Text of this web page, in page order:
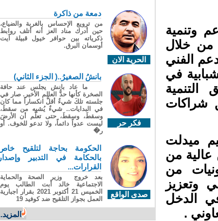
وتنمية
من خلال
الفني
في
شراكات
ميدلت
من
من
وتعزيز
الدخل
.
الحرية الان
دمعة من ذاكرة
من ترويع الإحساس بالغربة والضياع،
حين أدرك مناد العز أنه أتلف روابط
ذكرياته بين حوافر خيول قبيلة آيت
أوسمان البرق.
فكر حر
بانشُ الصغيرُ..( الجزء الثاني)
ما عاد بانش يجلس عند حافة
الصخرة كأنها حدُّ العالم الأخير. صار في
جلسته تلكَ شيءٌ أقلُّ انكساراً مما كان
في البدايات.. شيءٌ يُشبِه من سقطَ،
وسقطَ، وسقطَ، حتى تعلّم أن الأرضَ
ليست عدواً دائماً، ولا تدعو للخوف. أو
ر�
صدى الواقع
الحكومة بحاجة لتلقيح خاص
بالحكامة في التدبير وإصدار
القرارات...
بعد خروج وزير الصحة والحماية
الاجتماعية خالد أبت الطالب يوم
الخميس 21 أكتوبر 2021 بقرار اجبارية
العمل بجواز التلقيح ضد كوفيد 19
المزيد...